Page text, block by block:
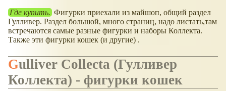
Где купить. Фигурки приехали из майшоп, общий раздел
Гулливер. Раздел большой, много страниц, надо листать,там
встречаются самые разные фигурки и наборы Коллекта.
Также эти фигурки кошек (и другие) .
Gulliver Collecta (Гулливер
Коллекта) - фигурки кошек